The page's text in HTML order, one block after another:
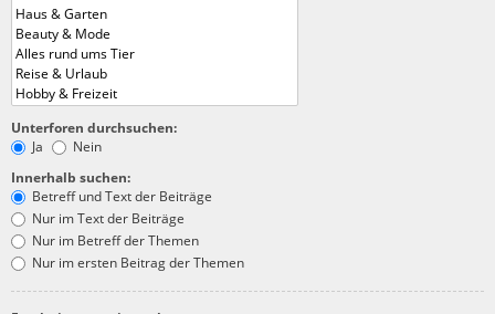
Unterforen durchsuchen:
Ja
Nein
Innerhalb suchen:
Betreff und Text der Beiträge
Nur im Text der Beiträge
Nur im Betreff der Themen
Nur im ersten Beitrag der Themen